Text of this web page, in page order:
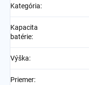
Kategória:
Kapacita
batérie:
Výška:
Priemer: